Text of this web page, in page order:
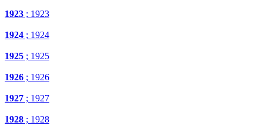
1923 ; 1923
1924 ; 1924
1925 ; 1925
1926 ; 1926
1927 ; 1927
1928 ; 1928